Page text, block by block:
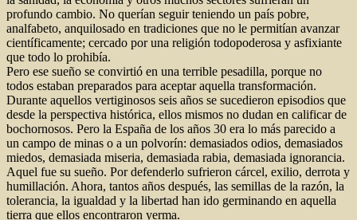
profundo cambio. No querían seguir teniendo un país pobre,
analfabeto, anquilosado en tradiciones que no le permitían avanzar
científicamente; cercado por una religión todopoderosa y asfixiante
que todo lo prohibía.
Pero ese sueño se convirtió en una terrible pesadilla, porque no
todos estaban preparados para aceptar aquella transformación.
Durante aquellos vertiginosos seis años se sucedieron episodios que
desde la perspectiva histórica, ellos mismos no dudan en calificar de
bochornosos. Pero la España de los años 30 era lo más parecido a
un campo de minas o a un polvorín: demasiados odios, demasiados
miedos, demasiada miseria, demasiada rabia, demasiada ignorancia.
Aquel fue su sueño. Por defenderlo sufrieron cárcel, exilio, derrota y
humillación. Ahora, tantos años después, las semillas de la razón, la
tolerancia, la igualdad y la libertad han ido germinando en aquella
tierra que ellos encontraron yerma.